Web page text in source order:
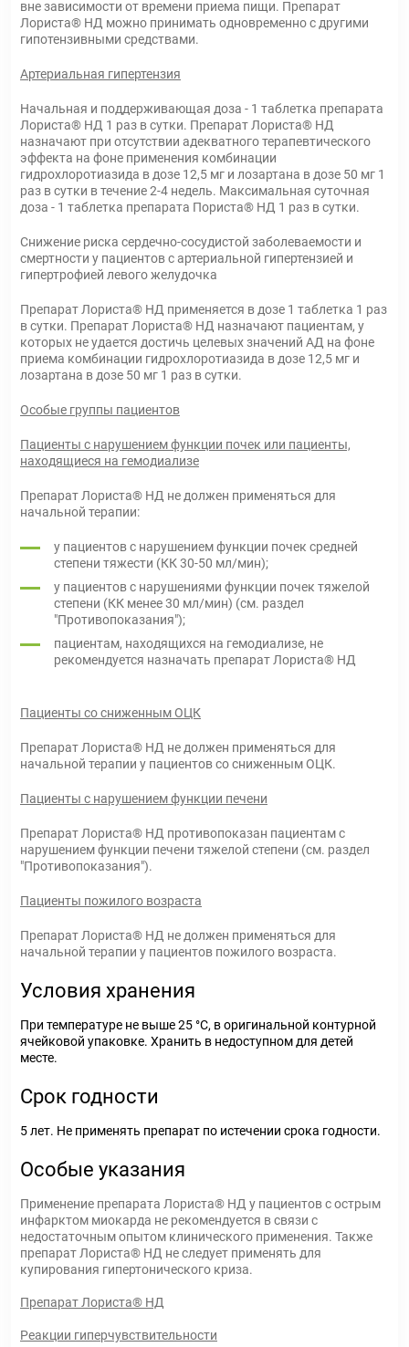
вне зависимости от времени приема пищи. Препарат
Лориста® НД можно принимать одновременно с другими
гипотензивными средствами.
Артериальная гипертензия
Начальная и поддерживающая доза - 1 таблетка препарата
Лориста® НД 1 раз в сутки. Препарат Лориста® НД
назначают при отсутствии адекватного терапевтического
эффекта на фоне применения комбинации
гидрохлоротиазида в дозе 12,5 мг и лозартана в дозе 50 мг 1
раз в сутки в течение 2-4 недель. Максимальная суточная
доза - 1 таблетка препарата Пориста® НД 1 раз в сутки.
Снижение риска сердечно-сосудистой заболеваемости и
смертности у пациентов с артериальной гипертензией и
гипертрофией левого желудочка
Препарат Лориста® НД применяется в дозе 1 таблетка 1 раз
в сутки. Препарат Лориста® НД назначают пациентам, у
которых не удается достичь целевых значений АД на фоне
приема комбинации гидрохлоротиазида в дозе 12,5 мг и
лозартана в дозе 50 мг 1 раз в сутки.
Особые группы пациентов
Пациенты с нарушением функции почек или пациенты,
находящиеся на гемодиализе
Препарат Лориста® НД не должен применяться для
начальной терапии:
у пациентов с нарушением функции почек средней
степени тяжести (КК 30-50 мл/мин);
у пациентов с нарушениями функции почек тяжелой
степени (КК менее 30 мл/мин) (см. раздел
"Противопоказания");
пациентам, находящихся на гемодиализе, не
рекомендуется назначать препарат Лориста® НД
Пациенты со сниженным ОЦК
Препарат Лориста® НД не должен применяться для
начальной терапии у пациентов со сниженным ОЦК.
Пациенты с нарушением функции печени
Препарат Лориста® НД противопоказан пациентам с
нарушением функции печени тяжелой степени (см. раздел
"Противопоказания").
Пациенты пожилого возраста
Препарат Лориста® НД не должен применяться для
начальной терапии у пациентов пожилого возраста.
Условия хранения
При температуре не выше 25 °С, в оригинальной контурной
ячейковой упаковке. Хранить в недоступном для детей
месте.
Срок годности
5 лет. Не применять препарат по истечении срока годности.
Особые указания
Применение препарата Лориста® НД у пациентов с острым
инфарктом миокарда не рекомендуется в связи с
недостаточным опытом клинического применения. Также
препарат Лориста® НД не следует применять для
купирования гипертонического криза.
Препарат Лориста® НД
Реакции гиперчувствительности